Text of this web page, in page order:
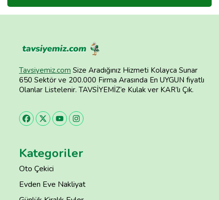
Tavsiyemiz.com Size Aradığınız Hizmeti Kolayca Sunar
650 Sektör ve 200.000 Firma Arasında En UYGUN fiyatlı
Olanlar Listelenir. TAVSİYEMİZ’e Kulak ver KAR’lı Çık.
Kategoriler
Oto Çekici
Evden Eve Nakliyat